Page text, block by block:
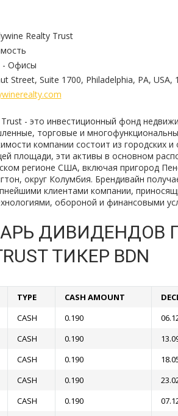
Realty Trust
- Офисы
Street, Suite 1700, Philadelphia, PA, USA,
- это инвестиционный фонд
торговые и
компании состоит из городских
площади, эти активы в основном
регионе США, включая пригород
округ Колумбия. Брендивайн
клиентами компании,
обороной и финансовыми
ДИВИДЕНДОВ
ТИКЕР BDN
TYPE CASH AMOUNT
CASH 0.190
CASH 0.190
CASH 0.190
CASH 0.190
CASH 0.190